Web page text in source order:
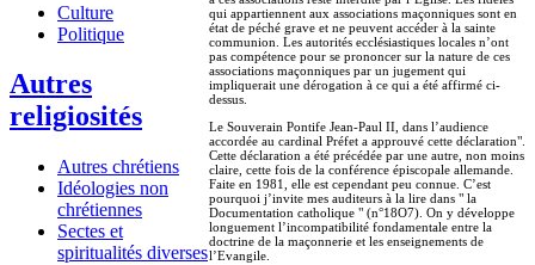
Culture
Politique
Autres
religiosités
Autres chrétiens
Idéologies non
chrétiennes
Sectes et
spiritualités diverses
qui appartiennent aux associations maçonniques sont en
état de péché grave et ne peuvent accéder à la sainte
communion. Les autorités ecclésiastiques locales n’ont
pas compétence pour se prononcer sur la nature de ces
associations maçonniques par un jugement qui
impliquerait une dérogation à ce qui a été affirmé ci-
dessus.
Le Souverain Pontife Jean-Paul II, dans l’audience
accordée au cardinal Préfet a approuvé cette déclaration".
Cette déclaration a été précédée par une autre, non moins
claire, cette fois de la conférence épiscopale allemande.
Faite en 1981, elle est cependant peu connue. C’est
pourquoi j’invite mes auditeurs à la lire dans " la
Documentation catholique " (n°18O7). On y développe
longuement l’incompatibilité fondamentale entre la
doctrine de la maçonnerie et les enseignements de
l’Evangile.